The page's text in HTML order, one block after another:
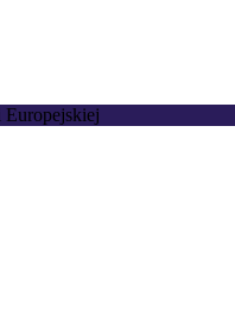
Europejskiej